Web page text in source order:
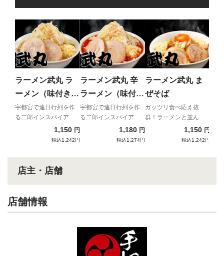
ラーメン武丸 ラ
ーメン（味付き
脂）
宇都宮で連日行列を作
る二郎インスパイア
1,150 円
税込1,242円
ラーメン武丸 辛
ラーメン（味付き
脂）
宇都宮で連日行列を作
る二郎インスパイア
1,180 円
税込1,274円
ラーメン武丸 ま
ぜそば
ガッツリ食べ応え抜
群！ラーメンと並んで
絶大な人気を誇る超人
気商品がついに宅麺に
1,150 円
税込1,242円
店主・店舗
店舗情報